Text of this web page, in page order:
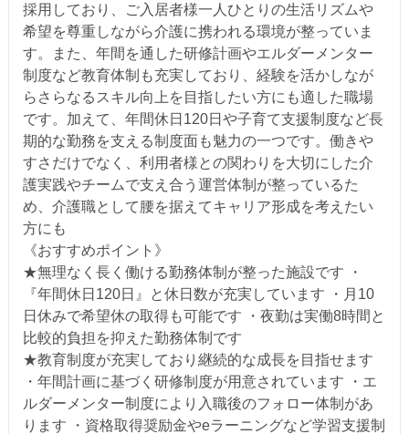
採用しており、ご入居者様一人ひとりの生活リズムや
希望を尊重しながら介護に携われる環境が整っていま
す。また、年間を通した研修計画やエルダーメンター
制度など教育体制も充実しており、経験を活かしなが
らさらなるスキル向上を目指したい方にも適した職場
です。加えて、年間休日120日や子育て支援制度など長
期的な勤務を支える制度面も魅力の一つです。働きや
すさだけでなく、利用者様との関わりを大切にした介
護実践やチームで支え合う運営体制が整っているた
め、介護職として腰を据えてキャリア形成を考えたい
方にも
《おすすめポイント》
★無理なく長く働ける勤務体制が整った施設です ・
『年間休日120日』と休日数が充実しています ・月10
日休みで希望休の取得も可能です ・夜勤は実働8時間と
比較的負担を抑えた勤務体制です
★教育制度が充実しており継続的な成長を目指せます
・年間計画に基づく研修制度が用意されています ・エ
ルダーメンター制度により入職後のフォロー体制があ
ります ・資格取得奨励金やeラーニングなど学習支援制